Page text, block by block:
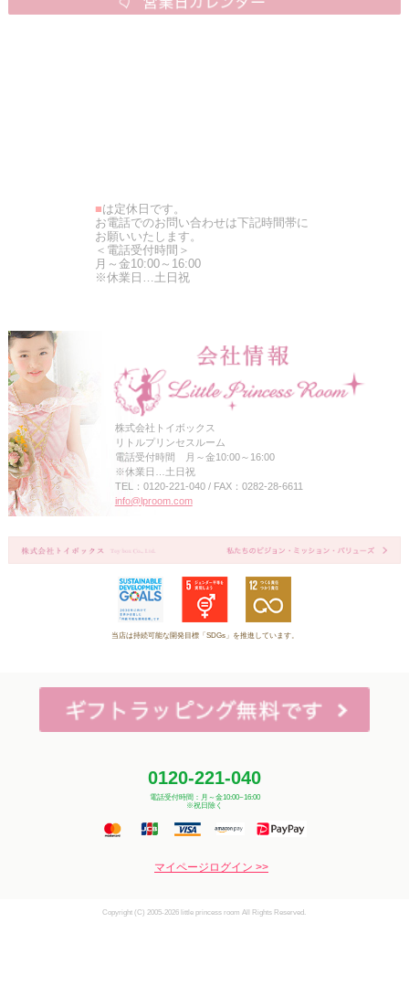
■は定休日です。
お電話でのお問い合わせは下記時間帯に
お願いいたします。
＜電話受付時間＞
月～金10:00～16:00
※休業日…土日祝
株式会社トイボックス
リトルプリンセスルーム
電話受付時間 月～金10:00～16:00
※休業日…土日祝
TEL：0120-221-040 / FAX：0282-28-6611
info@lproom.com
当店は持続可能な開発目標「SDGs」を推進しています。
0120-221-040
電話受付時間：月～金10:00~16:00
※祝日除く
マイページログイン >>
Copyright (C) 2005-2026 little princess room All Rights Reserved.